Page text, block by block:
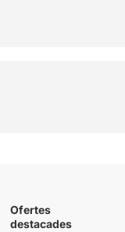
Ofertes
destacades